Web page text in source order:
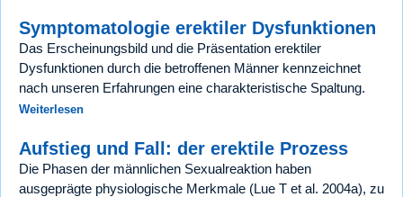
Symptomatologie erektiler Dysfunktionen
Das Erscheinungsbild und die Präsentation erektiler
Dysfunktionen durch die betroffenen Männer kennzeichnet
nach unseren Erfahrungen eine charakteristische Spaltung.
Weiterlesen
Aufstieg und Fall: der erektile Prozess
Die Phasen der männlichen Sexualreaktion haben
ausgeprägte physiologische Merkmale (Lue T et al. 2004a), zu